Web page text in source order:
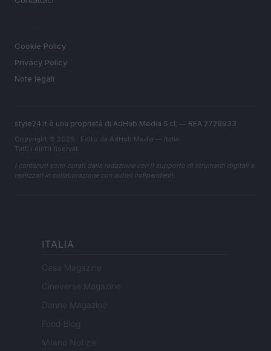
Cookie Policy
Privacy Policy
Note legali
style24.it è una proprietà di AdHub Media S.r.l. — REA 2729933
Copyright © 2026 · Edito da AdHub Media — Italia
Tutti i diritti riservati
I contenuti sono curati dalla redazione con il supporto di strumenti digitali e
realizzati in collaborazione con autori indipendenti.
ITALIA
Casa Magazine
Cineverse Magazine
Donne Magazine
Food Blog
Milano Notizie